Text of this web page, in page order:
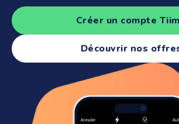
Créer un compte
Découvrir nos